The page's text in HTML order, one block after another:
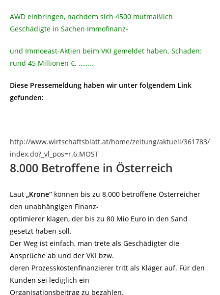
AWD einbringen, nachdem sich 4500 mutmaßlich
Geschädigte in Sachen Immofinanz-
und Immoeast-Aktien beim VKI gemeldet haben. Schaden:
rund 45 Millionen €. ……..
Diese Pressemeldung haben wir unter folgendem Link
gefunden:
http://www.wirtschaftsblatt.at/home/zeitung/aktuell/361783/
index.do?_vl_pos=r.6.MOST
8.000 Betroffene in Österreich
Laut „Krone“ können bis zu 8.000 betroffene Österreicher
den unabhängigen Finanz-
optimierer klagen, der bis zu 80 Mio Euro in den Sand
gesetzt haben soll.
Der Weg ist einfach, man trete als Geschädigter die
Ansprüche ab und der VKI bzw.
deren Prozesskostenfinanzierer tritt als Kläger auf. Für den
Kunden sei lediglich ein
Organisationsbeitrag zu bezahlen.